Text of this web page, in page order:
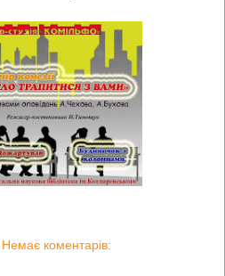
Немає коментарів: